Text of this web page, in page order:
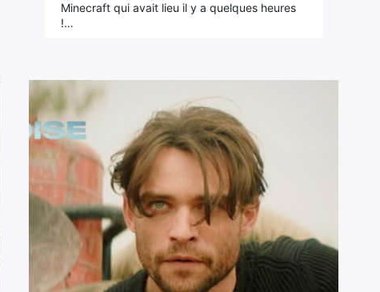
Minecraft qui avait lieu il y a quelques heures
!…